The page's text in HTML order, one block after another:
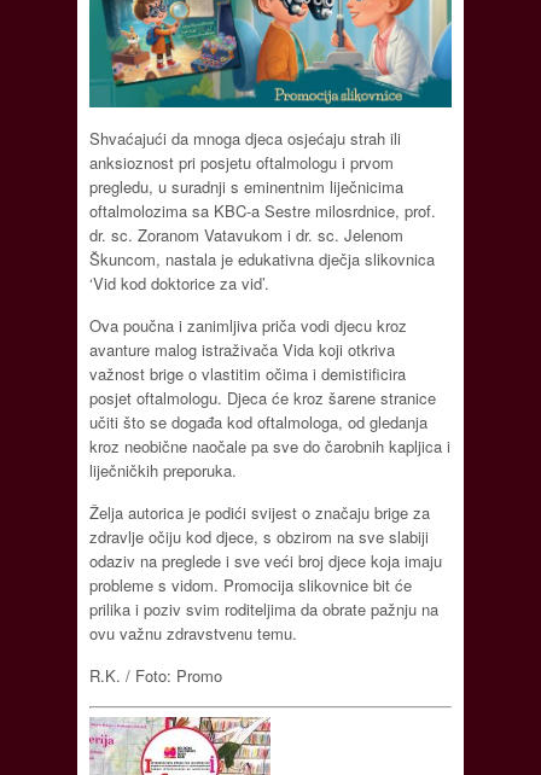
Shvaćajući da mnoga djeca osjećaju strah ili
anksioznost pri posjetu oftalmologu i prvom
pregledu, u suradnji s eminentnim liječnicima
oftalmolozima sa KBC-a Sestre milosrdnice, prof.
dr. sc. Zoranom Vatavukom i dr. sc. Jelenom
Škuncom, nastala je edukativna dječja slikovnica
‘Vid kod doktorice za vid’.
Ova poučna i zanimljiva priča vodi djecu kroz
avanture malog istraživača Vida koji otkriva
važnost brige o vlastitim očima i demistificira
posjet oftalmologu. Djeca će kroz šarene stranice
učiti što se događa kod oftalmologa, od gledanja
kroz neobične naočale pa sve do čarobnih kapljica i
liječničkih preporuka.
Želja autorica je podići svijest o značaju brige za
zdravlje očiju kod djece, s obzirom na sve slabiji
odaziv na preglede i sve veći broj djece koja imaju
probleme s vidom. Promocija slikovnice bit će
prilika i poziv svim roditeljima da obrate pažnju na
ovu važnu zdravstvenu temu.
R.K. / Foto: Promo